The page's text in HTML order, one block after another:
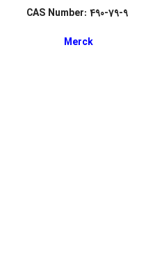
CAS Number: 490-79-9
Merck